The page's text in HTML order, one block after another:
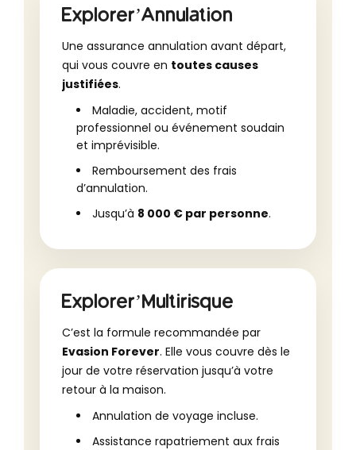
Explorer’Annulation
Une assurance annulation avant départ,
qui vous couvre en toutes causes
justifiées.
Maladie, accident, motif
professionnel ou événement soudain
et imprévisible.
Remboursement des frais
d’annulation.
Jusqu’à 8 000 € par personne.
Explorer’Multirisque
C’est la formule recommandée par
Evasion Forever. Elle vous couvre dès le
jour de votre réservation jusqu’à votre
retour à la maison.
Annulation de voyage incluse.
Assistance rapatriement aux frais